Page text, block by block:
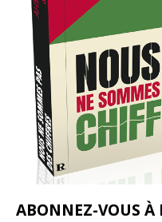
ABONNEZ-VOUS À